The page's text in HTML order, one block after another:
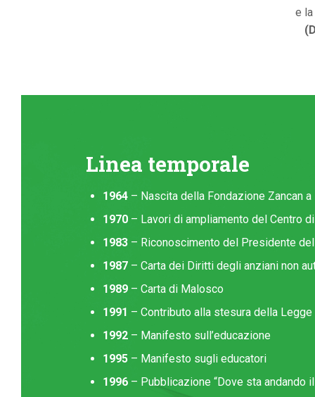
e
Linea temporale
1964 – Nascita della Fondazione Zancan
1970 – Lavori di ampliamento del Centro
1983 – Riconoscimento del Presidente
1987 – Carta dei Diritti degli anziani non
1989 – Carta di Malosco
1991 – Contributo alla stesura della
1992 – Manifesto sull’educazione
1995 – Manifesto sugli educatori
1996 – Pubblicazione “Dove sta andando